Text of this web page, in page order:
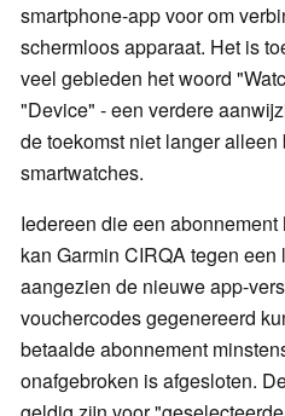
smartphone-app voor om
schermloos apparaat. Het is
veel gebieden het woord
"Device" - een verdere
de toekomst niet langer
smartwatches.
Iedereen die een
kan Garmin CIRQA tegen
aangezien de nieuwe app-
vouchercodes gegenereerd
betaalde abonnement
onafgebroken is afgesloten.